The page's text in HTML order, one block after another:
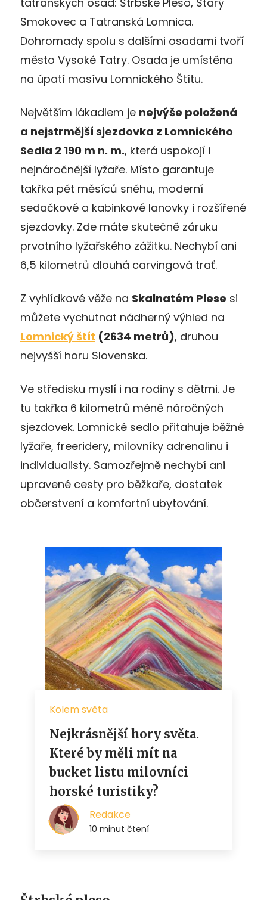
Smokovec a Tatranská Lomnica.
Dohromady spolu s dalšími osadami tvoří
město Vysoké Tatry. Osada je umístěna
na úpatí masívu Lomnického Štítu.
Největším lákadlem je nejvýše položená
a nejstrmější sjezdovka z Lomnického
Sedla 2 190 m n. m., která uspokojí i
nejnáročnější lyžaře. Místo garantuje
takřka pět měsíců sněhu, moderní
sedačkové a kabinkové lanovky i rozšířené
sjezdovky. Zde máte skutečně záruku
prvotního lyžařského zážitku. Nechybí ani
6,5 kilometrů dlouhá carvingová trať.
Z vyhlídkové věže na Skalnatém Plese si
můžete vychutnat nádherný výhled na
Lomnický štít (2634 metrů), druhou
nejvyšší horu Slovenska.
Ve středisku myslí i na rodiny s dětmi. Je
tu takřka 6 kilometrů méně náročných
sjezdovek. Lomnické sedlo přitahuje běžné
lyžaře, freeridery, milovníky adrenalinu i
individualisty. Samozřejmě nechybí ani
upravené cesty pro běžkaře, dostatek
občerstvení a komfortní ubytování.